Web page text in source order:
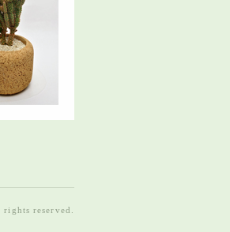
reserved.